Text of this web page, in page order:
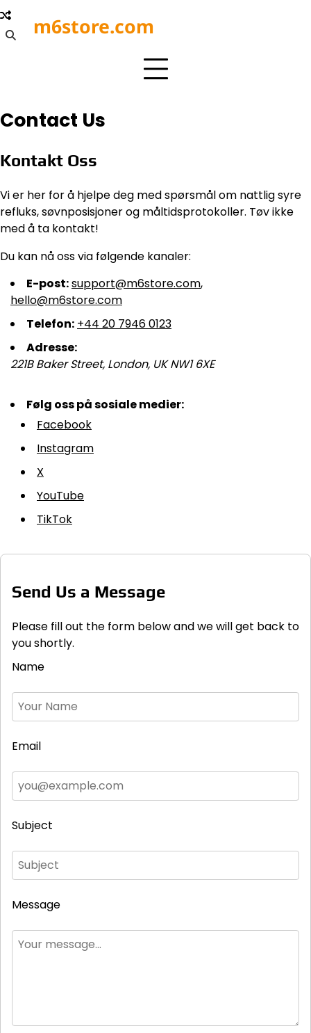
Skip
to
content
m6store.com
Contact Us
Kontakt Oss
Vi er her for å hjelpe deg med spørsmål om nattlig syre
refluks, søvnposisjoner og måltidsprotokoller. Tøv ikke
med å ta kontakt!
Du kan nå oss via følgende kanaler:
E-post:support@m6store.com,
hello@m6store.com
Telefon: +44 20 7946 0123
Adresse:
221B Baker Street, London, UK NW1 6XE
Følg oss på sosiale medier:
Facebook
Instagram
X
YouTube
TikTok
Send Us a Message
Please fill out the form below and we will get back to
you shortly.
Name
Email
Subject
Message